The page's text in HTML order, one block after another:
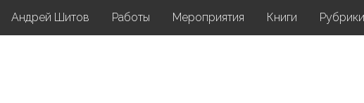
Андрей Шитов Работы Мероприятия Книги Рубрики